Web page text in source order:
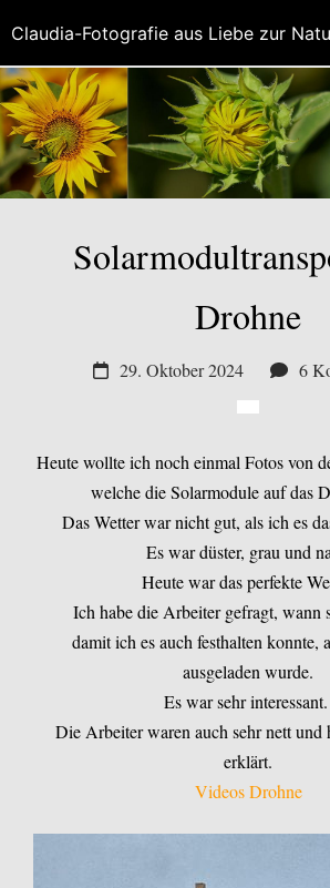
Drohne
29. Oktober 2024 6
Heute wollte ich noch einmal Fotos von
welche die Solarmodule auf das
Das Wetter war nicht gut, als ich es
Es war düster, grau und
Heute war das perfekte
Ich habe die Arbeiter gefragt, wann
damit ich es auch festhalten konnte,
ausgeladen wurde.
Es war sehr interessant.
Die Arbeiter waren auch sehr nett und
erklärt.
Videos Drohne
Claudia-Fotografie aus Liebe zur